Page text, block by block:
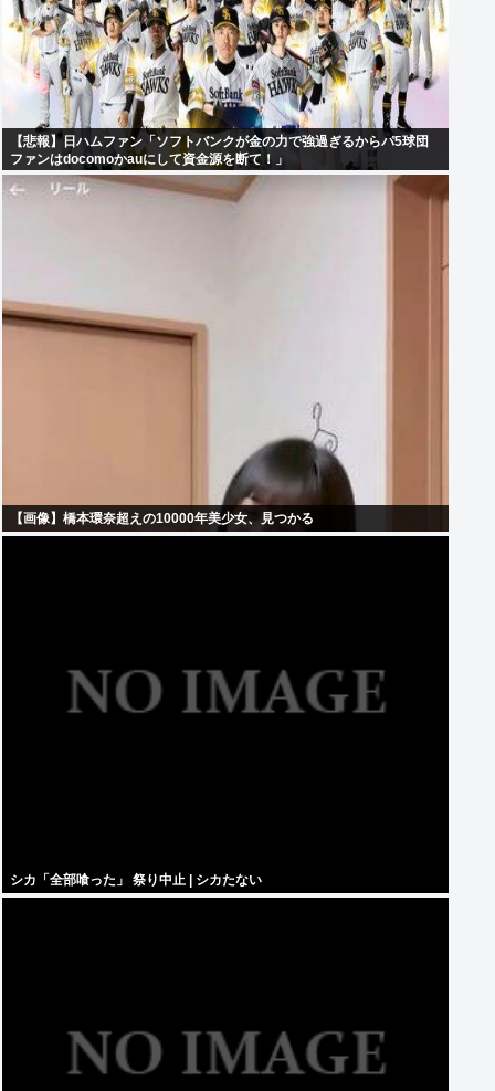
【悲報】日ハムファン「ソフトバンクが金の力で強過ぎるからパ5球団
ファンはdocomoかauにして資金源を断て！」
【画像】橋本環奈超えの10000年美少女、見つかる
シカ「全部喰った」 祭り中止 | シカたない